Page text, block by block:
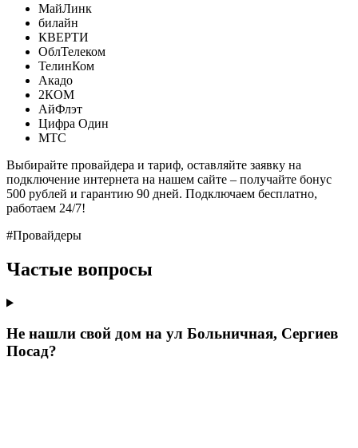
МайЛинк
билайн
КВЕРТИ
ОблТелеком
ТелинКом
Акадо
2КОМ
АйФлэт
Цифра Один
МТС
Выбирайте провайдера и тариф, оставляйте заявку на
подключение интернета на нашем сайте – получайте бонус
500 рублей и гарантию 90 дней. Подключаем бесплатно,
работаем 24/7!
#Провайдеры
Частые вопросы
Не нашли свой дом на ул Больничная, Сергиев
Посад?